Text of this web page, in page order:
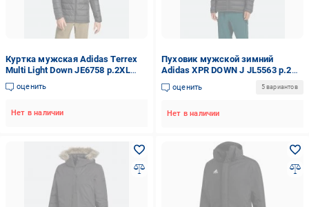
Куртка мужская Adidas Terrex
Multi Light Down JE6758 р.2XL
черная
оценить
Нет в наличии
Пуховик мужской зимний
Adidas XPR DOWN J JL5563 р.2XL
черный
оценить 5 вариантов
Нет в наличии